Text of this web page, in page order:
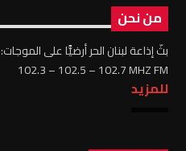
من نحن
بثّ إذاعة لبنان الحر أرضيًّا على الموجات:
102.3 – 102.5 – 102.7 MHZ FM
للمزيد